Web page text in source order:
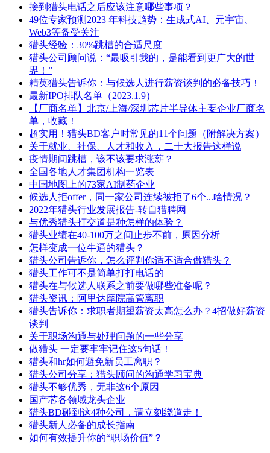
接到猎头电话之后应该注意哪些事项？
49位专家预测2023 年科技趋势：生成式AI、元宇宙、
Web3等备受关注
猎头经验：30%跳槽的合适尺度
猎头公司顾问说：“最吸引我的，是能看到更广大的世
界！”
精英猎头告诉你：与候选人进行薪资谈判的必备技巧！
最新IPO排队名单（2023.1.9）
【厂商名单】北京/上海/深圳芯片半导体主要企业厂商名
单，收藏！
超实用！猎头BD客户时常见的11个问题（附解决方案）
关于就业、社保、人才和收入，二十大报告这样说
疫情期间跳槽，该不该要求涨薪？
全国各地人才集团机构一览表
中国地图上的73家AI制药企业
候选人拒offer，同一家公司连续被拒了6个...啥情况？
2022年猎头行业发展报告-转自猎聘网
与优秀猎头打交道是种怎样的体验？
猎头业绩在40-100万之间止步不前，原因分析
怎样变成一位牛逼的猎头？
猎头公司告诉你，怎么评判你适不适合做猎头？
猎头工作可不是简单打打电话的
猎头在与候选人联系之前要做哪些准备呢？
猎头资讯：阿里达摩院高管离职
猎头告诉你：求职者期望薪资太高怎么办？4招做好薪资
谈判
关于职场沟通与处理问题的一些分享
做猎头 一定要牢牢记住这5句话！
猎头和hr如何避免新员工离职？
猎头公司分享：猎头顾问的沟通学习宝典
猎头不够优秀，无非这6个原因
国产芯各领域龙头企业
猎头BD碰到这4种公司，请立刻绕道走！
猎头新人必备的成长指南
如何有效提升你的“职场价值”？